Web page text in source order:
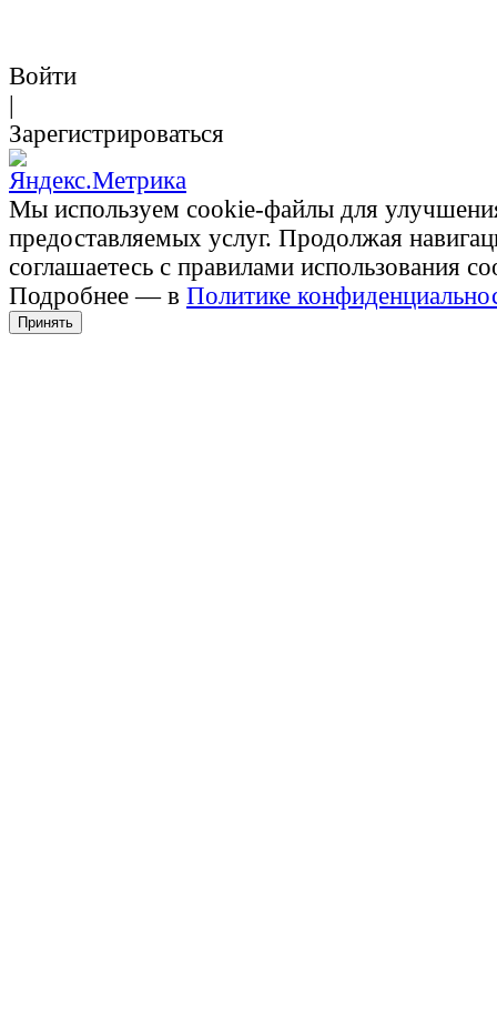
Войти
|
Зарегистрироваться
Мы используем cookie-файлы для
предоставляемых услуг. Продолжая
соглашаетесь с правилами использования
Подробнее — в Политике
Принять